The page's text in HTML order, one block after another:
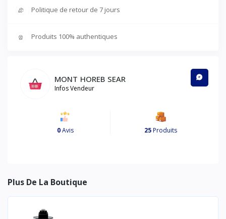
Politique de retour de 7 jours
Produits 100% authentiques
MONT HOREB SEAR
Infos Vendeur
0Avis 25Produits
Plus De La Boutique